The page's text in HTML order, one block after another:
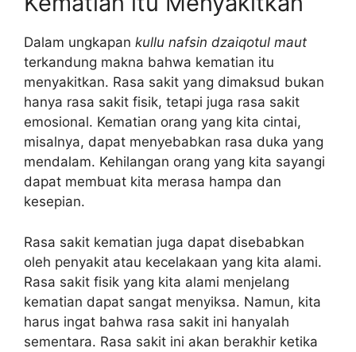
Dalam ungkapan kullu nafsin dzaiqotul maut
terkandung makna bahwa kematian itu
menyakitkan. Rasa sakit yang dimaksud bukan
hanya rasa sakit fisik, tetapi juga rasa sakit
emosional. Kematian orang yang kita cintai,
misalnya, dapat menyebabkan rasa duka yang
mendalam. Kehilangan orang yang kita sayangi
dapat membuat kita merasa hampa dan
kesepian.
Rasa sakit kematian juga dapat disebabkan
oleh penyakit atau kecelakaan yang kita alami.
Rasa sakit fisik yang kita alami menjelang
kematian dapat sangat menyiksa. Namun, kita
harus ingat bahwa rasa sakit ini hanyalah
sementara. Rasa sakit ini akan berakhir ketika